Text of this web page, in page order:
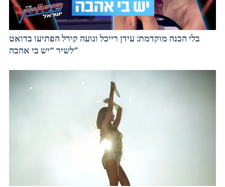
בלי הכנה מוקדמת: עידן רייכל ונועה קירל הפתיעו בדואט
לשיר “יש בי אהבה”